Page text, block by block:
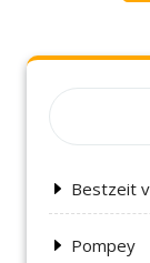
Bestzeit
Pompey